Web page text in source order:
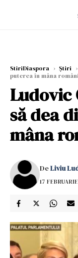
StiriDiaspora › Știri ›
puterea în mâna
Ludovic
să dea
mâna
DeLiviu
17